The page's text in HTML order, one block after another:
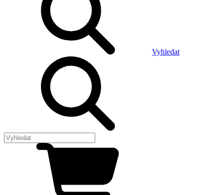
Vyhledat